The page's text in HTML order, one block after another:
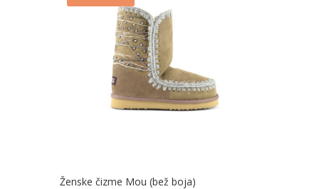
Ženske čizme Mou (bež boja)